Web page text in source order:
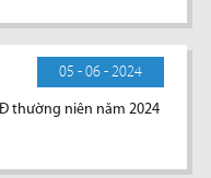
05 - 06 - 2024
thường niên năm 2024